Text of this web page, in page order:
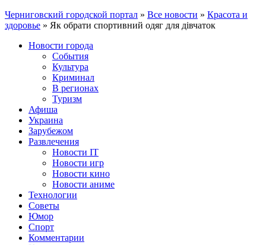
Черниговский городской портал » Все новости » Красота и
здоровье » Як обрати спортивний одяг для дівчаток
Новости города
События
Культура
Криминал
В регионах
Туризм
Афиша
Украина
Зарубежом
Развлечения
Новости IT
Новости игр
Новости кино
Новости аниме
Технологии
Советы
Юмор
Спорт
Комментарии